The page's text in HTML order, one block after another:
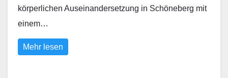
körperlichen Auseinandersetzung in Schöneberg mit
einem…
Mehr lesen